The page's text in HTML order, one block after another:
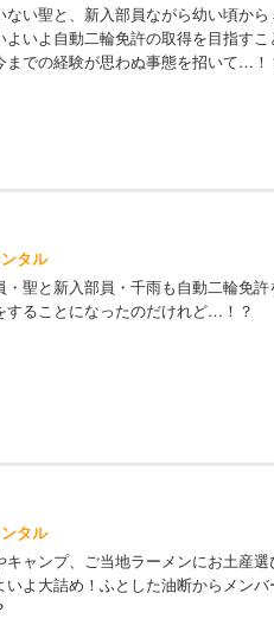
ない聖と、新入部員ながら幼い頃か
いよ自動二輪免許の取得を目指す
までの経験が思わぬ事態を招いて…！
タル
聖と新入部員・千雨も自動二輪免
することになったのだけれど…！？
タル
ャンプ、ご当地ラーメンにお土産
いよ大詰め！ふとした油断からメン